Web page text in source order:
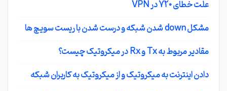
علت خطای 720 در VPN
مشکل down شدن شبکه و درست شدن با ریست سویچ ها
مقادیر مربوط به Tx و Rx در میکروتیک چیست؟
دادن اینترنت به میکروتیک و از میکروتیک به کاربران شبکه